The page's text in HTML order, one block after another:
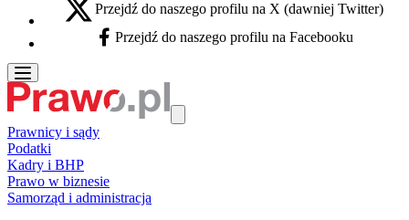
X - otwiera się w nowej karcie
Przejdź do naszego profilu na X (dawniej Twitter)
Facebook - otwiera się w nowej karcie
Przejdź do naszego profilu na Facebooku
Prawnicy i sądy
Podatki
Kadry i BHP
Prawo w biznesie
Samorząd i administracja